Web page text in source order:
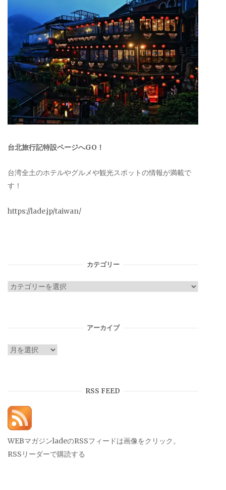
台北旅行記特設ページへGO！
台湾全土のホテルやグルメや観光スポットの情報が満載で
す！
https://lade.jp/taiwan/
カテゴリー
カ
アーカイブ
ア
RSS FEED
WEBマガジンladeのRSSフィードは画像をクリック。
RSSリーダーで購読する